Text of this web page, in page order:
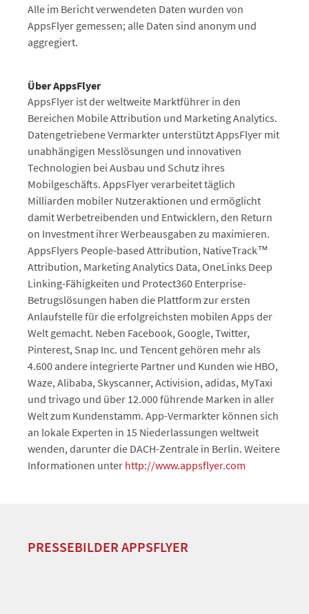
Alle im Bericht verwendeten Daten wurden von
AppsFlyer gemessen; alle Daten sind anonym und
aggregiert.
Über AppsFlyer
AppsFlyer ist der weltweite Marktführer in den
Bereichen Mobile Attribution und Marketing Analytics.
Datengetriebene Vermarkter unterstützt AppsFlyer mit
unabhängigen Messlösungen und innovativen
Technologien bei Ausbau und Schutz ihres
Mobilgeschäfts. AppsFlyer verarbeitet täglich
Milliarden mobiler Nutzeraktionen und ermöglicht
damit Werbetreibenden und Entwicklern, den Return
on Investment ihrer Werbeausgaben zu maximieren.
AppsFlyers People-based Attribution, NativeTrack™
Attribution, Marketing Analytics Data, OneLinks Deep
Linking-Fähigkeiten und Protect360 Enterprise-
Betrugslösungen haben die Plattform zur ersten
Anlaufstelle für die erfolgreichsten mobilen Apps der
Welt gemacht. Neben Facebook, Google, Twitter,
Pinterest, Snap Inc. und Tencent gehören mehr als
4.600 andere integrierte Partner und Kunden wie HBO,
Waze, Alibaba, Skyscanner, Activision, adidas, MyTaxi
und trivago und über 12.000 führende Marken in aller
Welt zum Kundenstamm. App-Vermarkter können sich
an lokale Experten in 15 Niederlassungen weltweit
wenden, darunter die DACH-Zentrale in Berlin. Weitere
Informationen unter http://www.appsflyer.com
PRESSEBILDER APPSFLYER